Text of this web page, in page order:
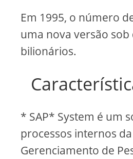
Em 1995, o número
uma nova versão sob
bilionários.
* SAP* System é um
processos internos
Gerenciamento de